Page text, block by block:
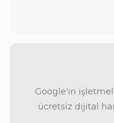
Google'ın
ücretsiz dijital